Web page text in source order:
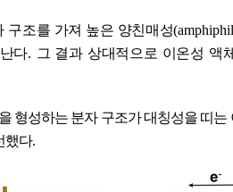
구조를 가져 높은 양친매성
다. 그 결과 상대적으로 이온성 액
형성하는 분자 구조가 대칭성을 띠
했다.